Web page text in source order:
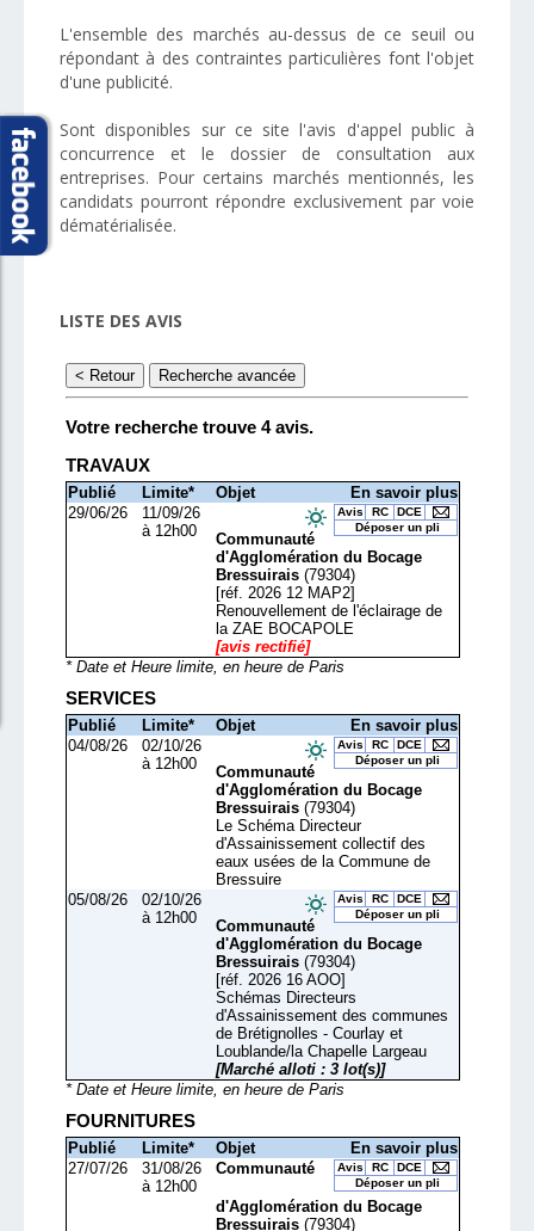
L'ensemble des marchés au-dessus de ce seuil ou
répondant à des contraintes particulières font l'objet
d'une publicité.
Sont disponibles sur ce site l'avis d'appel public à
concurrence et le dossier de consultation aux
entreprises. Pour certains marchés mentionnés, les
candidats pourront répondre exclusivement par voie
dématérialisée.
LISTE DES AVIS